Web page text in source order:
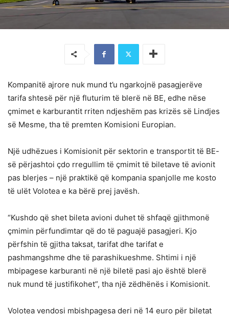
Kompanitë ajrore nuk mund t’u ngarkojnë pasagjerëve
tarifa shtesë për një fluturim të blerë në BE, edhe nëse
çmimet e karburantit rriten ndjeshëm pas krizës së Lindjes
së Mesme, tha të premten Komisioni Europian.
Një udhëzues i Komisionit për sektorin e transportit të BE-
së përjashtoi çdo rregullim të çmimit të biletave të avionit
pas blerjes – një praktikë që kompania spanjolle me kosto
të ulët Volotea e ka bërë prej javësh.
“Kushdo që shet bileta avioni duhet të shfaqë gjithmonë
çmimin përfundimtar që do të paguajë pasagjeri. Kjo
përfshin të gjitha taksat, tarifat dhe tarifat e
pashmangshme dhe të parashikueshme. Shtimi i një
mbipagese karburanti në një biletë pasi ajo është blerë
nuk mund të justifikohet”, tha një zëdhënës i Komisionit.
Volotea vendosi mbishpagesa deri në 14 euro për biletat